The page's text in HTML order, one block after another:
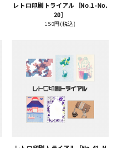
レトロ印刷トライアル［No.1-No.
20］
150円(税込)